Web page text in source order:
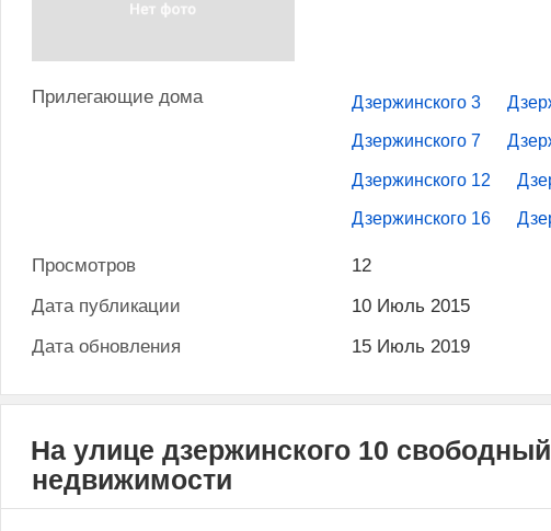
Прилегающие дома Дзержинского 3
Дзержинского 7
Дзержинского 12
Дзержинского 16
Просмотров
12
Дата публикации
10 Июль 2015
Дата обновления
15 Июль 2019
На улице дзержинского 10
недвижимости